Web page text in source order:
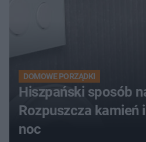
DOMOWE PORZĄDKI
Hiszpański sposób
Rozpuszcza kamień
noc